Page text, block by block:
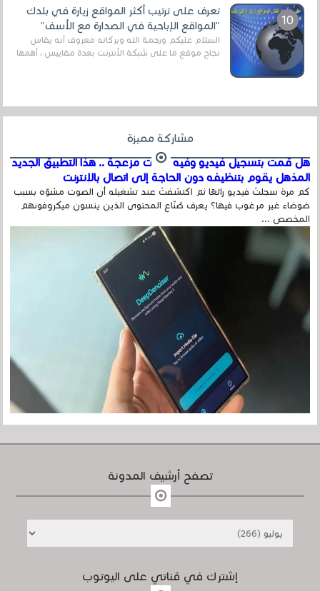
تعرف على ترتيب أكثر المواقع زيارة في بلدك
"المواقع الإباحية في الصدارة مع الأسف"
السلام عليكم ورحمة الله وبركاته معروف أنه يقاس
نجاح موقع ما على شبكة الأنترنت بعدة مقاييس ، أهمها
مشاركة مميزة
هل قمت بتسجيل فيديو وفيه أصوت مزعجة .. هذا التطبيق الجديد
المذهل يقوم بتنظيفه دون الحاجة إلى اتصال بالإنترنت
كم مرة سجلتَ فيديو رائعًا ثم اكتشفتَ عند تشغيله أن الصوت مشوّه بسبب
ضوضاء غير مرغوب فيها؟ يعرف صُنّاع المحتوى الذين ينسون ميكروفونهم
المخصص ...
تصفح أرشيف المدونة
إشترك في قناتي على اليوتوب